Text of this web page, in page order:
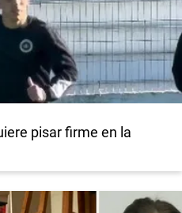
pisar firme en la